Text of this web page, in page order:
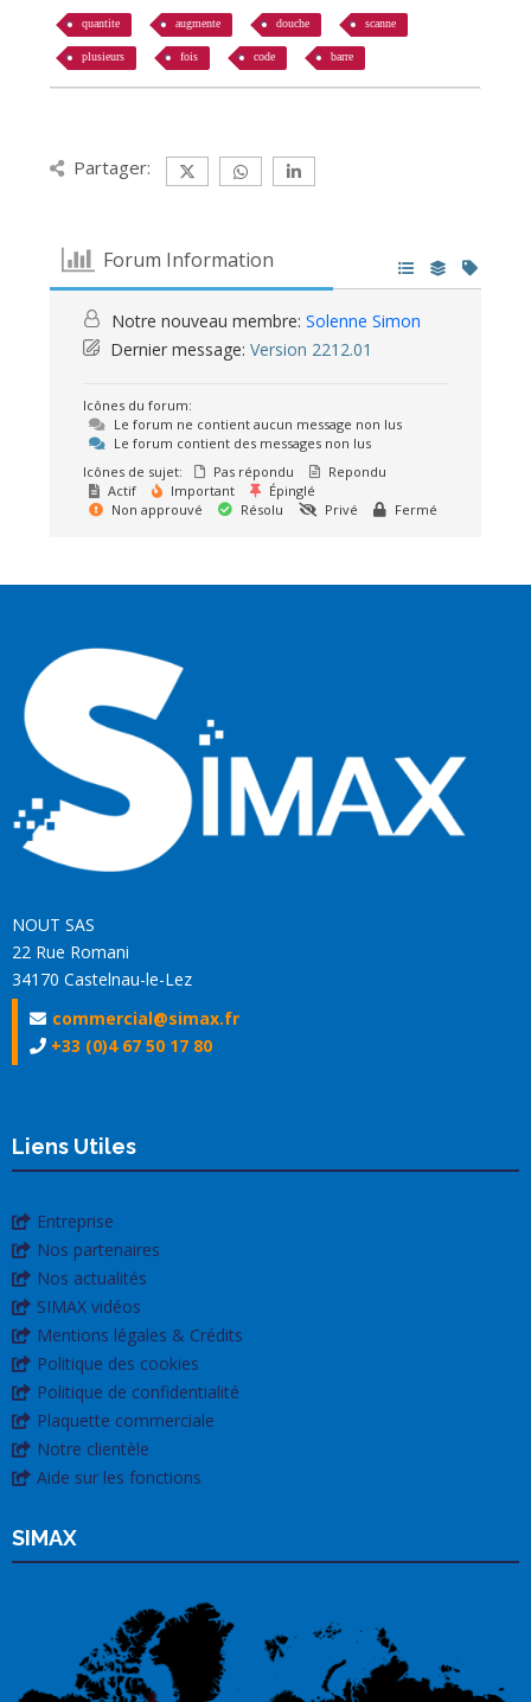
quantite augmente douche scanne
plusieurs fois code barre
Partager:
Forum Information
Notre nouveau membre:Solenne Simon
Dernier message:Version 2212.01
Icônes du forum:
Le forum ne contient aucun message non lus
Le forum contient des messages non lus
Icônes de sujet:
Pas répondu
Repondu
Actif
Important
Épinglé
Non approuvé
Résolu Privé Fermé
NOUT SAS
22 Rue Romani
34170 Castelnau-le-Lez
commercial@simax.fr
+33 (0)4 67 50 17 80
Liens Utiles
Entreprise
Nos partenaires
Nos actualités
SIMAX vidéos
Mentions légales & Crédits
Politique des cookies
Politique de confidentialité
Plaquette commerciale
Notre clientèle
Aide sur les fonctions
SIMAX